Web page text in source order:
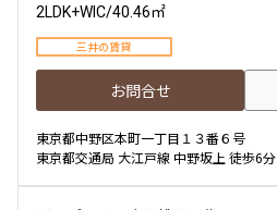
2LDK+WIC/40.46㎡
三井の賃貸
お問合せ
東京都中野区本町一丁目１３番６号
東京都交通局 大江戸線 中野坂上 徒歩6分